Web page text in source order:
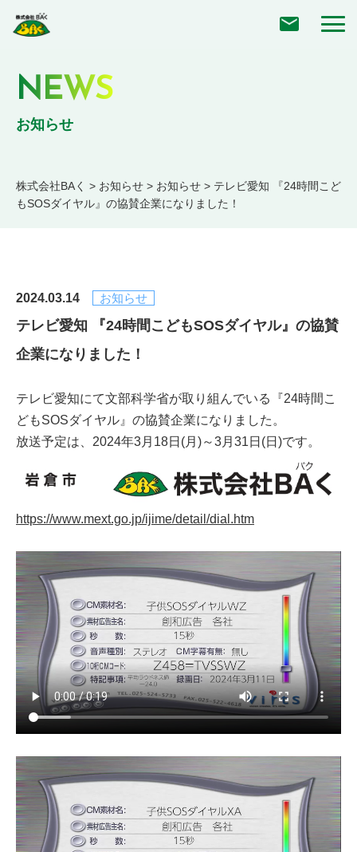
NEWS
お知らせ
株式会社BAく > お知らせ > お知らせ > テレビ愛知 『24時間こど
もSOSダイヤル』の協賛企業になりました！
2024.03.14 お知らせ
テレビ愛知 『24時間こどもSOSダイヤル』の協賛
企業になりました！
テレビ愛知にて文部科学省が取り組んでいる『24時間こ
どもSOSダイヤル』の協賛企業になりました。
放送予定は、2024年3月18日(月)～3月31日(日)です。
https://www.mext.go.jp/ijime/detail/dial.htm